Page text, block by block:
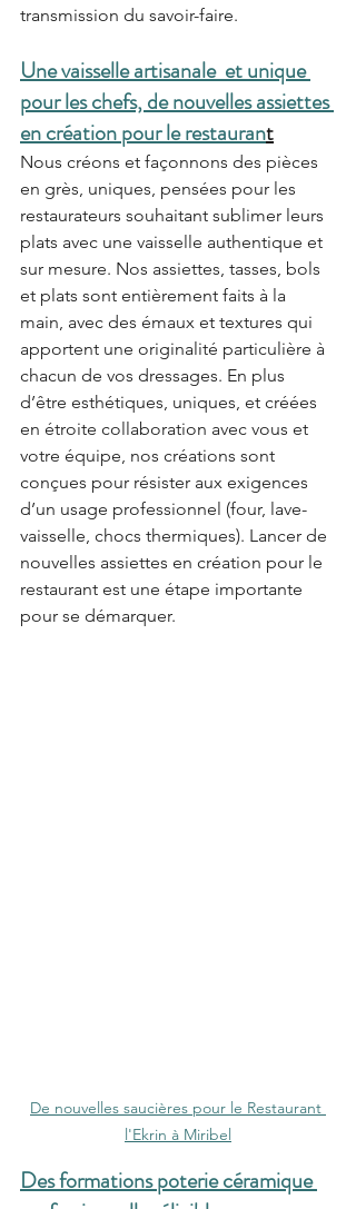
transmission du savoir-faire.
Une vaisselle artisanale  et unique
pour les chefs, de nouvelles assiettes
en création pour le restaurant
Nous créons et façonnons des pièces
en grès, uniques, pensées pour les
restaurateurs souhaitant sublimer leurs
plats avec une vaisselle authentique et
sur mesure. Nos assiettes, tasses, bols
et plats sont entièrement faits à la
main, avec des émaux et textures qui
apportent une originalité particulière à
chacun de vos dressages. En plus
d’être esthétiques, uniques, et créées
en étroite collaboration avec vous et
votre équipe, nos créations sont
conçues pour résister aux exigences
d’un usage professionnel (four, lave-
vaisselle, chocs thermiques). Lancer de
nouvelles assiettes en création pour le
restaurant est une étape importante
pour se démarquer.
De nouvelles saucières pour le Restaurant
l'Ekrin à Miribel
Des formations poterie céramique